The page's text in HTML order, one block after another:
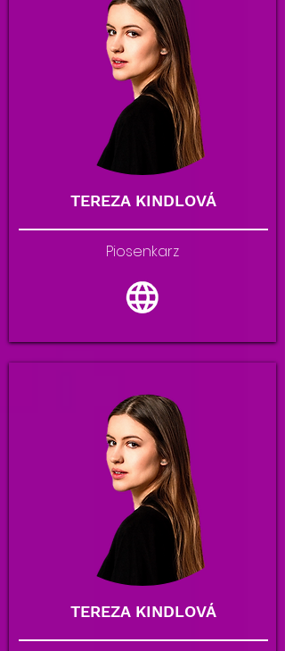
TEREZA KINDLOVÁ
Piosenkarz
TEREZA KINDLOVÁ